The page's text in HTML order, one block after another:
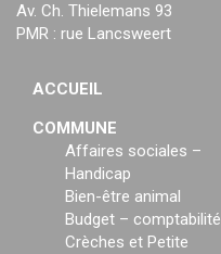
Av. Ch. Thielemans 93
PMR : rue Lancsweert
ACCUEIL
COMMUNE
Affaires sociales –
Handicap
Bien-être animal
Budget – comptabilité
Crèches et Petite